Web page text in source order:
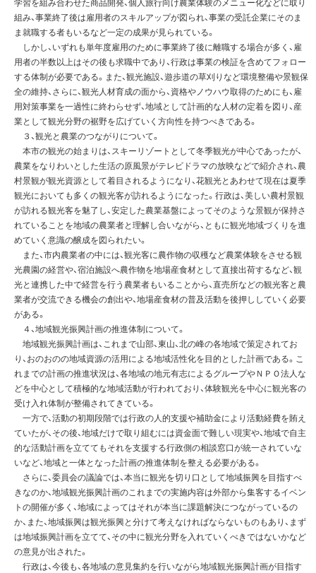
学習を組み合わせた商品開発、個人旅行向け農業体験のメニュー化などに取り
組み、事業終了後は雇用者のスキルアップが図られ、事業の受託企業にそのま
ま就職する者もいるなど一定の成果が見られている。
しかし、いずれも単年度雇用のために事業終了後に離職する場合が多く、雇
用者の半数以上はその後も求職中であり、行政は事業の検証を含めてフォロー
する体制が必要である。また、観光施設、遊歩道の草刈りなど環境整備や景観保
全の維持、さらに、観光人材育成の面から、資格やノウハウ取得のためにも、雇
用対策事業を一過性に終わらせず、地域として計画的な人材の定着を図り、産
業として観光分野の裾野を広げていく方向性を持つべきである。
３、観光と農業のつながりについて。
本市の観光の始まりは、スキーリゾートとして冬季観光が中心であったが、
農業をなりわいとした生活の原風景がテレビドラマの放映などで紹介され、農
村景観が観光資源として着目されるようになり、花観光とあわせて現在は夏季
観光においても多くの観光客が訪れるようになった。行政は、美しい農村景観
が訪れる観光客を魅了し、安定した農業基盤によってそのような景観が保持さ
れていることを地域の農業者と理解し合いながら、ともに観光地域づくりを進
めていく意識の醸成を図られたい。
また、市内農業者の中には、観光客に農作物の収穫など農業体験をさせる観
光農園の経営や、宿泊施設へ農作物を地場産食材として直接出荷するなど、観
光と連携した中で経営を行う農業者もいることから、直売所などの観光客と農
業者が交流できる機会の創出や、地場産食材の普及活動を後押ししていく必要
がある。
４、地域観光振興計画の推進体制について。
地域観光振興計画は、これまで山部、東山、北の峰の各地域で策定されてお
り、おのおのの地域資源の活用による地域活性化を目的とした計画である。こ
れまでの計画の推進状況は、各地域の地元有志によるグループやＮＰＯ法人な
どを中心として積極的な地域活動が行われており、体験観光を中心に観光客の
受け入れ体制が整備されてきている。
一方で、活動の初期段階では行政の人的支援や補助金により活動経費を賄え
ていたが、その後、地域だけで取り組むには資金面で難しい現実や、地域で自主
的な活動計画を立ててもそれを支援する行政側の相談窓口が統一されていな
いなど、地域と一体となった計画の推進体制を整える必要がある。
さらに、委員会の議論では、本当に観光を切り口として地域振興を目指すべ
きなのか、地域観光振興計画のこれまでの実施内容は外部から集客するイベン
トの開催が多く、地域によってはそれが本当に課題解決につながっているの
か、また、地域振興は観光振興と分けて考えなければならないものもあり、まず
は地域振興計画を立てて、その中に観光分野を入れていくべきではないかなど
の意見が出された。
行政は、今後も、各地域の意見集約を行いながら地域観光振興計画が目指す